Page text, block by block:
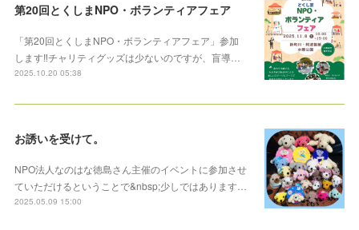
第20回とくしまNPO・ボランティアフェア
「第20回とくしまNPO・ボランティアフェア」参加
します‼️チャリティグッズは少ないのですが、盲導…
2025.10.20 05:38
お誘いを受けて。
NPO法人なのはな徳島さん主催のイベントに参加させ
ていただけるということで&nbsp;少しではあります…
2025.05.09 15:00